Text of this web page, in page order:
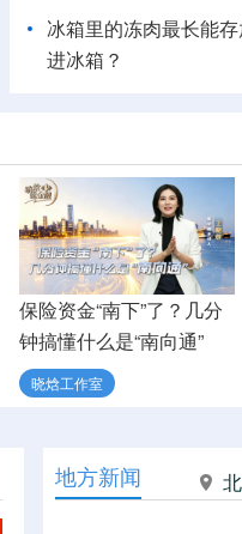
冰箱里的冻肉最长能
进冰箱？
保险资金“南下”了？几分
钟搞懂什么是“南向通”
晓焓工作室
地方新闻